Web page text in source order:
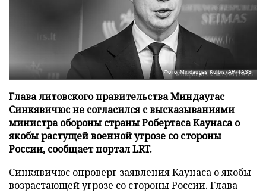
Фото: Mindaugas Kulbis/AP/TASS
Глава литовского правительства Миндаугас
Синкявичюс не согласился с высказываниями
министра обороны страны Робертаса Каунаса о
якобы растущей военной угрозе со стороны
России, сообщает портал LRT.
Синкявичюс опроверг заявления Каунаса о якобы
возрастающей угрозе со стороны России. Глава